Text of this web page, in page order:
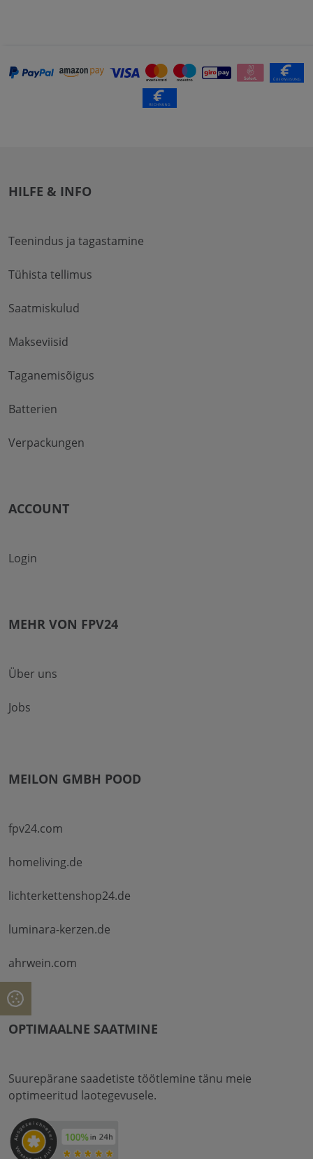
HILFE & INFO
Teenindus ja tagastamine
Tühista tellimus
Saatmiskulud
Makseviisid
Taganemisõigus
Batterien
Verpackungen
ACCOUNT
Login
MEHR VON FPV24
Über uns
Jobs
MEILON GMBH POOD
fpv24.com
homeliving.de
lichterkettenshop24.de
luminara-kerzen.de
ahrwein.com
OPTIMAALNE SAATMINE
Suurepärane saadetiste töötlemine tänu meie
optimeeritud laotegevusele.